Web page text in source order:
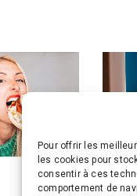
Pour offrir les
les cookies pour
consentir à ces
comportement de